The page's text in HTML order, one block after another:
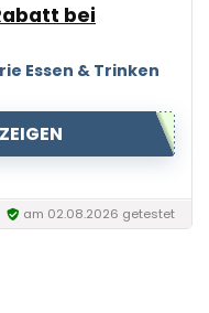
bei
Essen & Trinken
am 02.08.2026 getestet